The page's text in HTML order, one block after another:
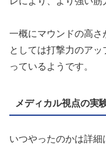
一概にマウンドの高さ
としては打撃力のア
っているようです。
メディカル視点の実
いつやったのかは詳